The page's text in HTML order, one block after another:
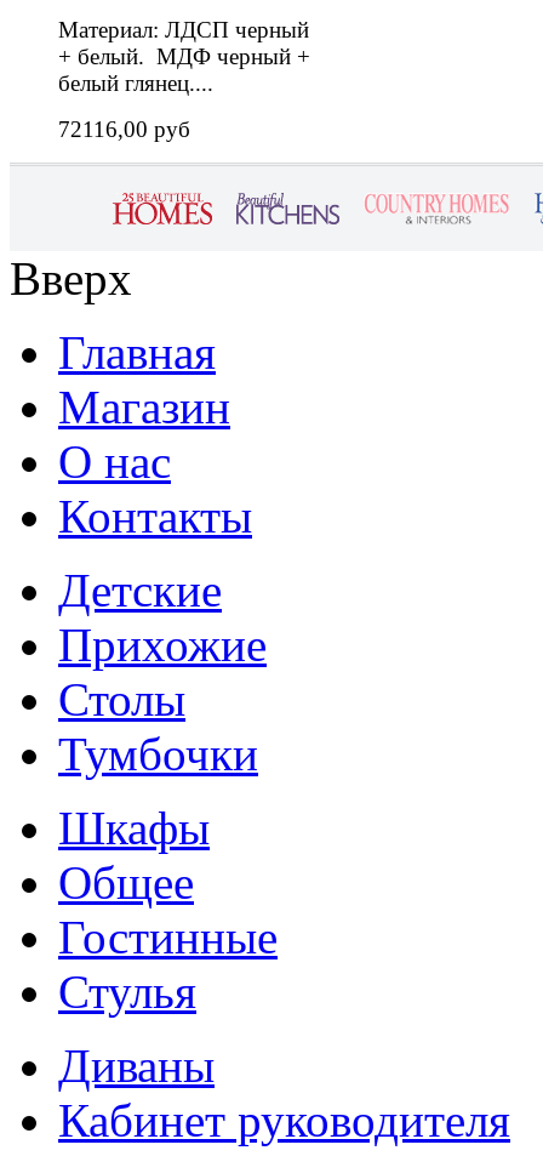
Материал: ЛДСП черный
+ белый. МДФ черный +
белый глянец....
72116,00 руб
Вверх
Главная
Магазин
О нас
Контакты
Детские
Прихожие
Столы
Тумбочки
Шкафы
Общее
Гостинные
Стулья
Диваны
Кабинет руководителя